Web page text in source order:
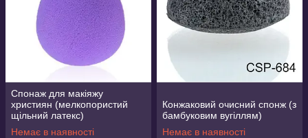
Спонаж для макіяжу
християн (мелкопористий
щільний латекс)
Немає в наявності
Конжаковий очисний спонж (з
бамбуковим вугіллям)
Немає в наявності